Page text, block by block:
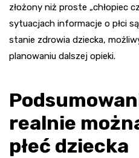
złożony niż proste „chłopiec
sytuacjach informacje o płci
stanie zdrowia dziecka,
planowaniu dalszej opieki.
realnie
płeć dziecka